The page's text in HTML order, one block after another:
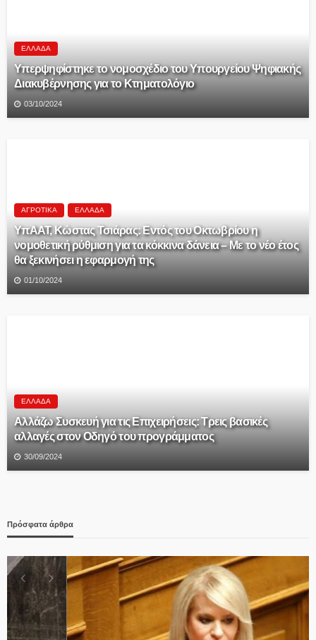
ΕΛΛΆΔΑ
Υπερψηφίστηκε το νομοσχέδιο του Υπουργείου Ψηφιακής
Διακυβέρνησης για το Κτηματολόγιο
03/10/2024
ΑΓΡΟΤΙΚΆ ΕΛΛΆΔΑ
ΥπΑΑΤ, Κώστας Τσιάρας: Εντός του Οκτωβρίου η
νομοθετική ρύθμιση για τα κόκκινα δάνεια – Με το νέο έτος
θα ξεκινήσει η εφαρμογή της
01/10/2024
ΕΛΛΆΔΑ
Αλλάζω Συσκευή για τις Επιχειρήσεις: Τρεις βασικές
αλλαγές στον Οδηγό του προγράμματος
30/09/2024
Πρόσφατα άρθρα